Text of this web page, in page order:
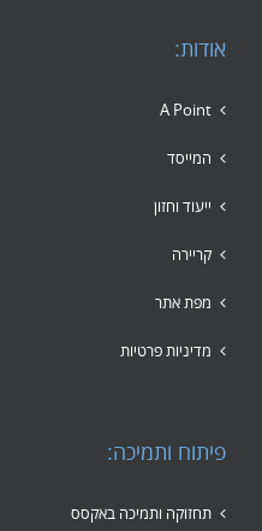
אודות:
A Point
המייסד
ייעוד וחזון
קריירה
מפת אתר
מדיניות פרטיות
פיתוח ותמיכה:
תחזוקה ותמיכה באקסס